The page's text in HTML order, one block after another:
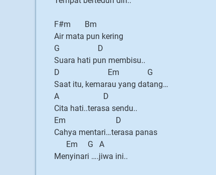
F#m Bm
Air mata pun kering
G D
Suara hati pun membisu..
D Em G
Saat itu, kemarau yang datang…
A D
Cita hati..terasa sendu..
Em D
Cahya mentari…terasa panas
Em G A
Menyinari ….jiwa ini..